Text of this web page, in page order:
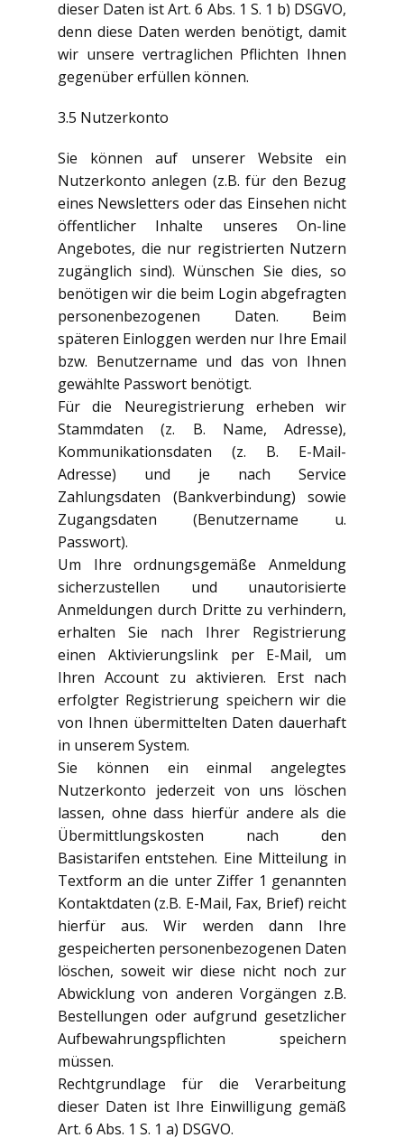
dieser Daten ist Art. 6 Abs. 1 S. 1 b) DSGVO,
denn diese Daten werden benötigt, damit
wir unsere vertraglichen Pflichten Ihnen
gegenüber erfüllen können.
3.5 Nutzerkonto
Sie können auf unserer Website ein
Nutzerkonto anlegen (z.B. für den Bezug
eines Newsletters oder das Einsehen nicht
öffentlicher Inhalte unseres On-line
Angebotes, die nur registrierten Nutzern
zugänglich sind). Wünschen Sie dies, so
benötigen wir die beim Login abgefragten
personenbezogenen Daten. Beim
späteren Einloggen werden nur Ihre Email
bzw. Benutzername und das von Ihnen
gewählte Passwort benötigt.
Für die Neuregistrierung erheben wir
Stammdaten (z. B. Name, Adresse),
Kommunikationsdaten (z. B. E-Mail-
Adresse) und je nach Service
Zahlungsdaten (Bankverbindung) sowie
Zugangsdaten (Benutzername u.
Passwort).
Um Ihre ordnungsgemäße Anmeldung
sicherzustellen und unautorisierte
Anmeldungen durch Dritte zu verhindern,
erhalten Sie nach Ihrer Registrierung
einen Aktivierungslink per E-Mail, um
Ihren Account zu aktivieren. Erst nach
erfolgter Registrierung speichern wir die
von Ihnen übermittelten Daten dauerhaft
in unserem System.
Sie können ein einmal angelegtes
Nutzerkonto jederzeit von uns löschen
lassen, ohne dass hierfür andere als die
Übermittlungskosten nach den
Basistarifen entstehen. Eine Mitteilung in
Textform an die unter Ziffer 1 genannten
Kontaktdaten (z.B. E-Mail, Fax, Brief) reicht
hierfür aus. Wir werden dann Ihre
gespeicherten personenbezogenen Daten
löschen, soweit wir diese nicht noch zur
Abwicklung von anderen Vorgängen z.B.
Bestellungen oder aufgrund gesetzlicher
Aufbewahrungspflichten speichern
müssen.
Rechtgrundlage für die Verarbeitung
dieser Daten ist Ihre Einwilligung gemäß
Art. 6 Abs. 1 S. 1 a) DSGVO.